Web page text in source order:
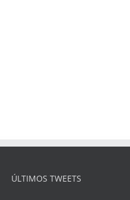
ÚLTIMOS TWEETS